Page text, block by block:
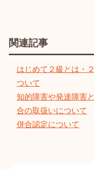
関連記事
はじめて２級とは・
ついて
知的障害や発達障害
合の取扱いについて
併合認定について